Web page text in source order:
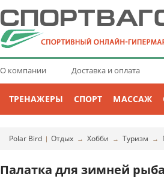
О компании Доставка и оплата
ТРЕНАЖЕРЫ СПОРТ МАССАЖ
Polar Bird | Отдых → Хобби → Туризм →
Палатка для зимней